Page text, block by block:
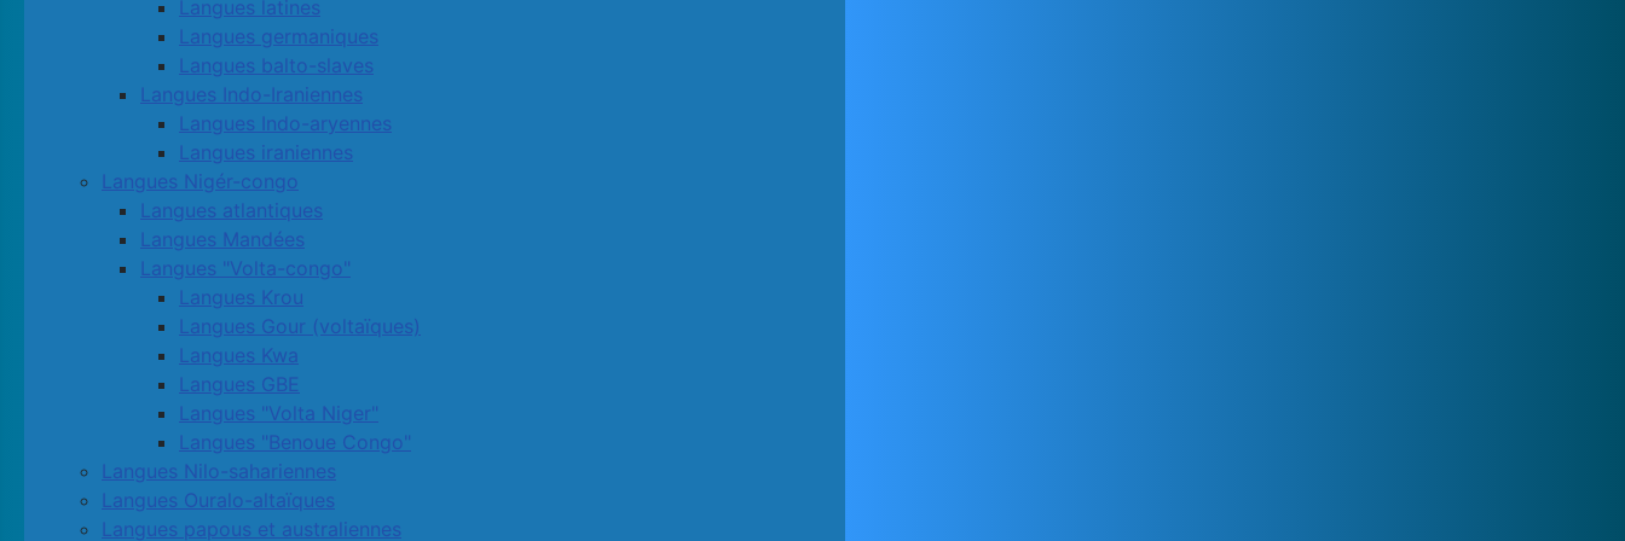
Langues latines
Langues germaniques
Langues balto-slaves
Langues Indo-Iraniennes
Langues Indo-aryennes
Langues iraniennes
Langues Nigér-congo
Langues atlantiques
Langues Mandées
Langues "Volta-congo"
Langues Krou
Langues Gour (voltaïques)
Langues Kwa
Langues GBE
Langues "Volta Niger"
Langues "Benoue Congo"
Langues Nilo-sahariennes
Langues Ouralo-altaïques
Langues papous et australiennes